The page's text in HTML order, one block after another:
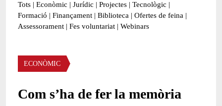
Tots | Econòmic | Jurídic | Projectes | Tecnològic |
Formació | Finançament | Biblioteca | Ofertes de feina |
Assessorament | Fes voluntariat | Webinars
Àmbit
ECONÒMIC
Com s’ha de fer la memòria